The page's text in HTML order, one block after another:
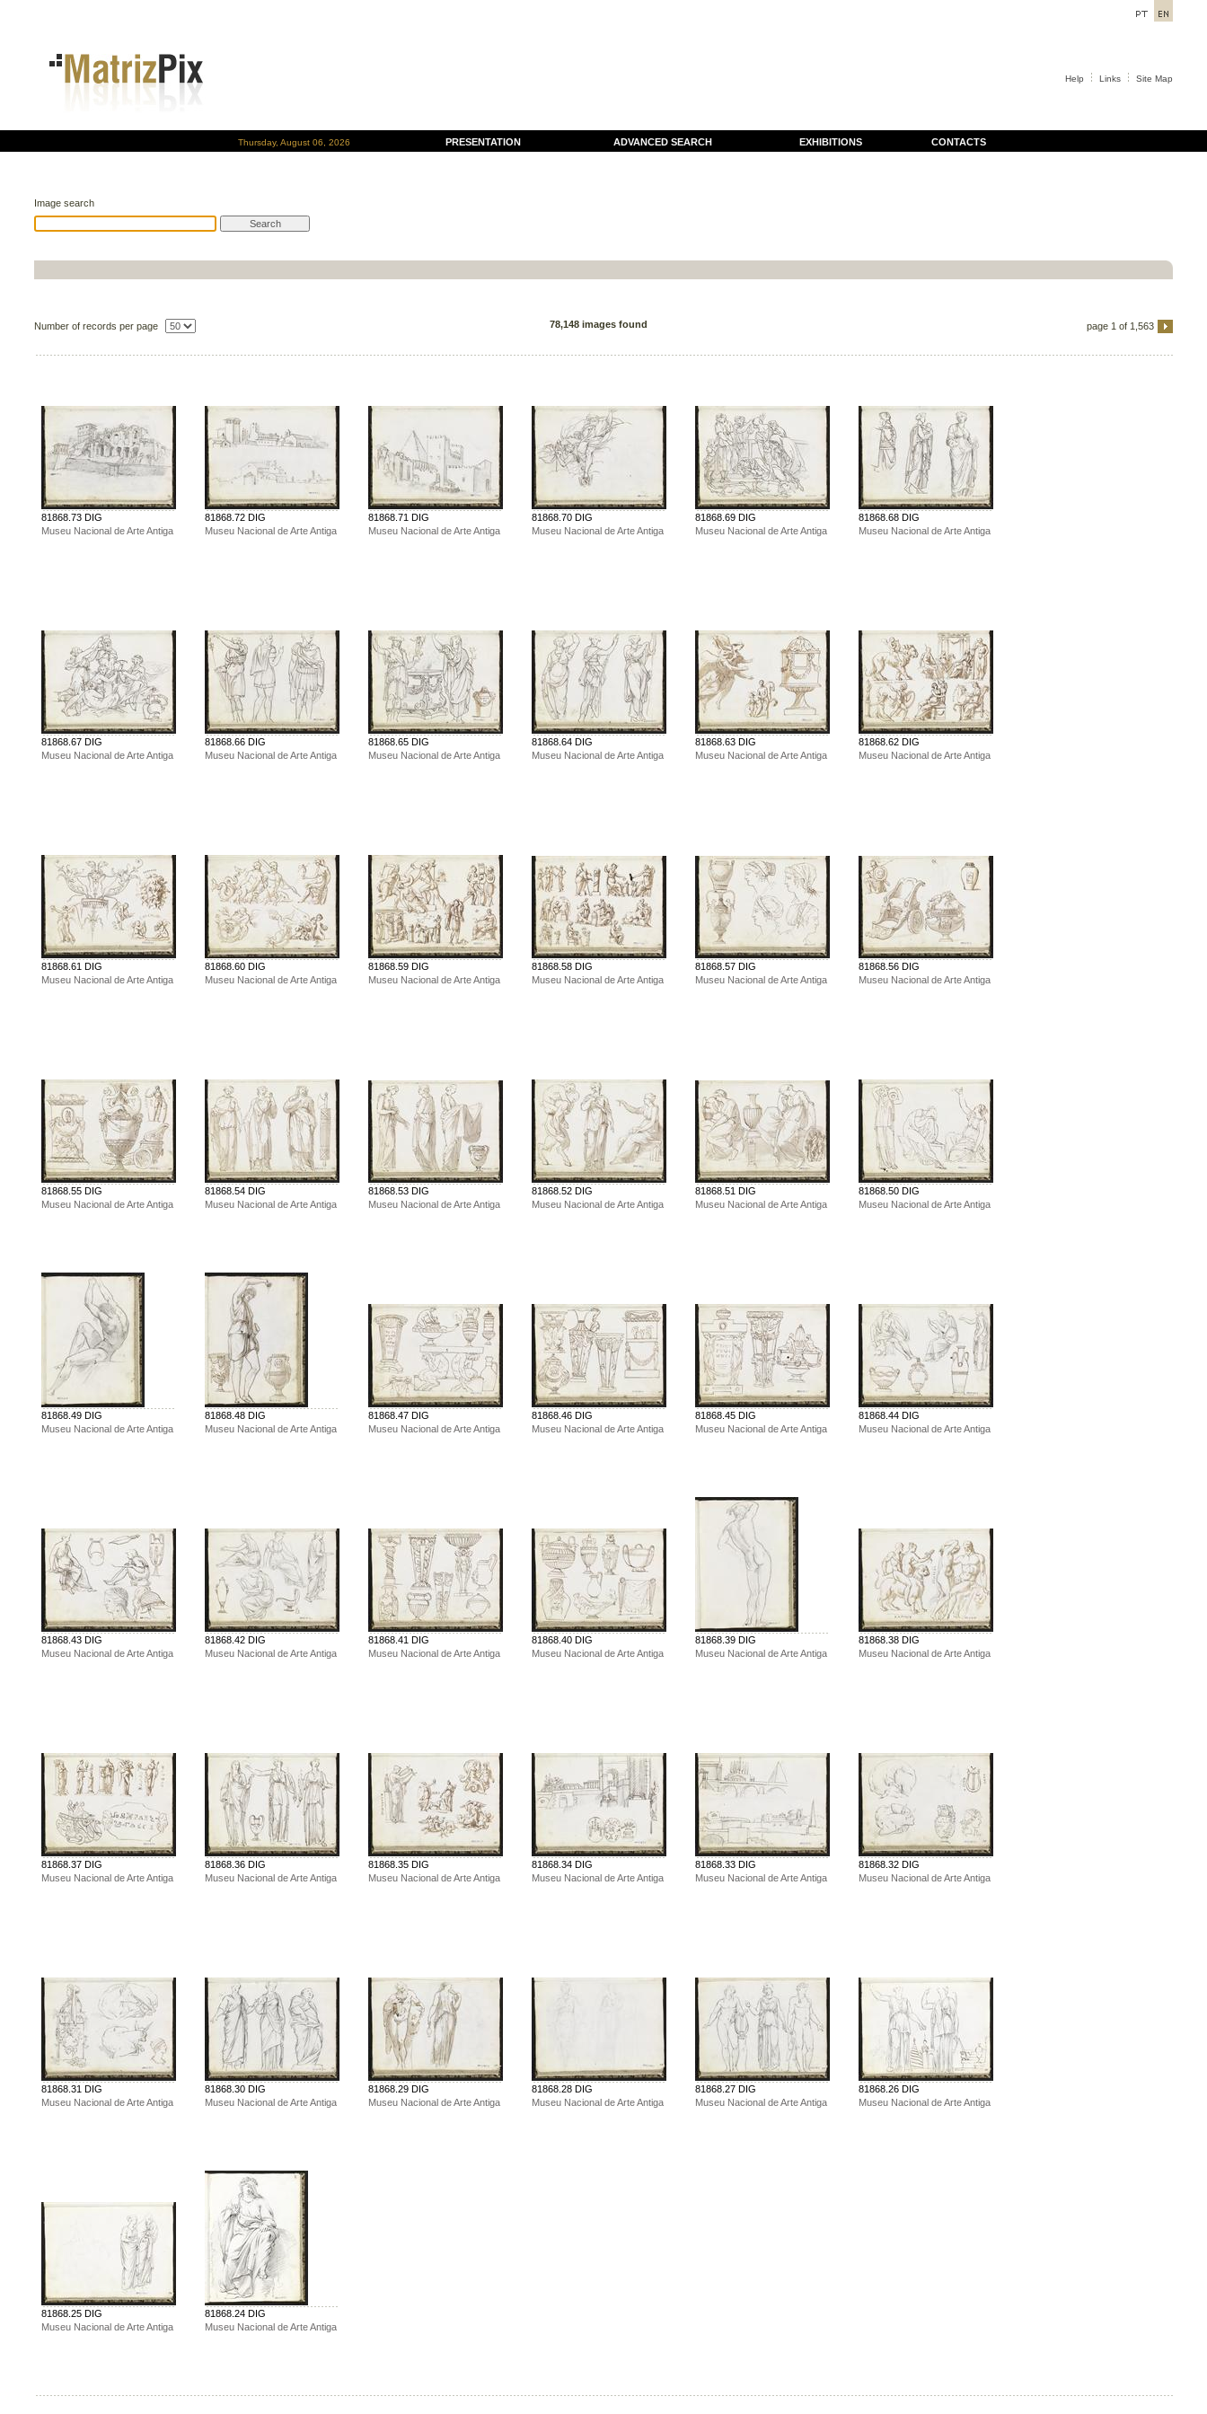
Help Links Site Map
Thursday, August 06, 2026 PRESENTATION ADVANCED SEARCH EXHIBITIONS CONTACTS
Image search
Number of records per page 78,148 images found page 1 of 1,563
81868.73 DIG
Museu Nacional de Arte Antiga
81868.72 DIG
Museu Nacional de Arte Antiga
81868.71 DIG
Museu Nacional de Arte Antiga
81868.70 DIG
Museu Nacional de Arte Antiga
81868.69 DIG
Museu Nacional de Arte Antiga
81868.68 DIG
Museu Nacional de Arte Antiga
81868.67 DIG
Museu Nacional de Arte Antiga
81868.66 DIG
Museu Nacional de Arte Antiga
81868.65 DIG
Museu Nacional de Arte Antiga
81868.64 DIG
Museu Nacional de Arte Antiga
81868.63 DIG
Museu Nacional de Arte Antiga
81868.62 DIG
Museu Nacional de Arte Antiga
81868.61 DIG
Museu Nacional de Arte Antiga
81868.60 DIG
Museu Nacional de Arte Antiga
81868.59 DIG
Museu Nacional de Arte Antiga
81868.58 DIG
Museu Nacional de Arte Antiga
81868.57 DIG
Museu Nacional de Arte Antiga
81868.56 DIG
Museu Nacional de Arte Antiga
81868.55 DIG
Museu Nacional de Arte Antiga
81868.54 DIG
Museu Nacional de Arte Antiga
81868.53 DIG
Museu Nacional de Arte Antiga
81868.52 DIG
Museu Nacional de Arte Antiga
81868.51 DIG
Museu Nacional de Arte Antiga
81868.50 DIG
Museu Nacional de Arte Antiga
81868.49 DIG
Museu Nacional de Arte Antiga
81868.48 DIG
Museu Nacional de Arte Antiga
81868.47 DIG
Museu Nacional de Arte Antiga
81868.46 DIG
Museu Nacional de Arte Antiga
81868.45 DIG
Museu Nacional de Arte Antiga
81868.44 DIG
Museu Nacional de Arte Antiga
81868.43 DIG
Museu Nacional de Arte Antiga
81868.42 DIG
Museu Nacional de Arte Antiga
81868.41 DIG
Museu Nacional de Arte Antiga
81868.40 DIG
Museu Nacional de Arte Antiga
81868.39 DIG
Museu Nacional de Arte Antiga
81868.38 DIG
Museu Nacional de Arte Antiga
81868.37 DIG
Museu Nacional de Arte Antiga
81868.36 DIG
Museu Nacional de Arte Antiga
81868.35 DIG
Museu Nacional de Arte Antiga
81868.34 DIG
Museu Nacional de Arte Antiga
81868.33 DIG
Museu Nacional de Arte Antiga
81868.32 DIG
Museu Nacional de Arte Antiga
81868.31 DIG
Museu Nacional de Arte Antiga
81868.30 DIG
Museu Nacional de Arte Antiga
81868.29 DIG
Museu Nacional de Arte Antiga
81868.28 DIG
Museu Nacional de Arte Antiga
81868.27 DIG
Museu Nacional de Arte Antiga
81868.26 DIG
Museu Nacional de Arte Antiga
81868.25 DIG
Museu Nacional de Arte Antiga
81868.24 DIG
Museu Nacional de Arte Antiga